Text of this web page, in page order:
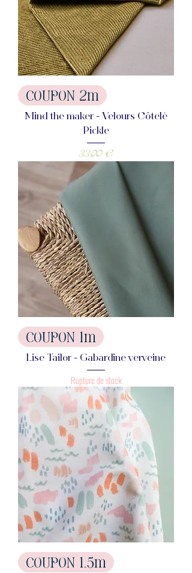
COUPON 2m
Mind the maker - Velours Côtelé
Pickle
Prix
33,00 €
COUPON 1m
Lise Tailor - Gabardine verveine
Rupture de stock
COUPON 1.5m